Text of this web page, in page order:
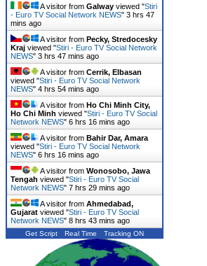
A visitor from Galway viewed "Stiri
- Euro TV Social Network NEWS" 3 hrs 47
mins ago
A visitor from Pecky, Stredocesky
Kraj viewed "Stiri - Euro TV Social Network
NEWS" 3 hrs 47 mins ago
A visitor from Cerrik, Elbasan
viewed "Stiri - Euro TV Social Network
NEWS" 4 hrs 54 mins ago
A visitor from Ho Chi Minh City,
Ho Chi Minh viewed "Stiri - Euro TV Social
Network NEWS" 6 hrs 16 mins ago
A visitor from Bahir Dar, Amara
viewed "Stiri - Euro TV Social Network
NEWS" 6 hrs 16 mins ago
A visitor from Wonosobo, Jawa
Tengah viewed "Stiri - Euro TV Social
Network NEWS" 7 hrs 29 mins ago
A visitor from Ahmedabad,
Gujarat viewed "Stiri - Euro TV Social
Network NEWS" 8 hrs 44 mins ago
Get Script Real Time Tracking ON